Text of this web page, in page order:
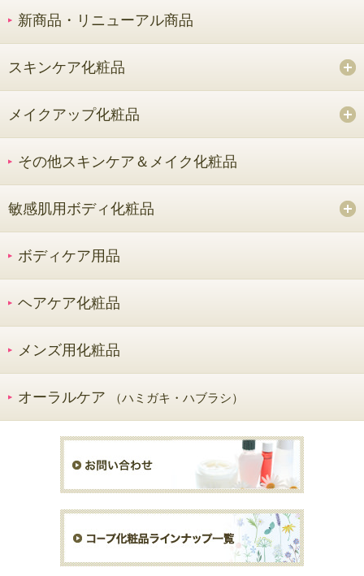
新商品・リニューアル商品
スキンケア化粧品
メイクアップ化粧品
その他スキンケア＆メイク化粧品
敏感肌用ボディ化粧品
ボディケア用品
ヘアケア化粧品
メンズ用化粧品
オーラルケア （ハミガキ・ハブラシ）